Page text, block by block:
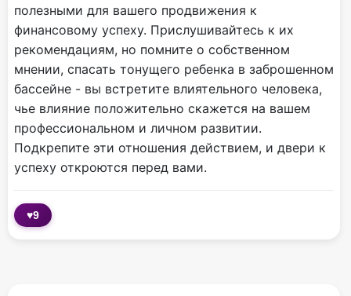
полезными для вашего продвижения к
финансовому успеху. Прислушивайтесь к их
рекомендациям, но помните о собственном
мнении, спасать тонущего ребенка в заброшенном
бассейне - вы встретите влиятельного человека,
чье влияние положительно скажется на вашем
профессиональном и личном развитии.
Подкрепите эти отношения действием, и двери к
успеху откроются перед вами.
♥9